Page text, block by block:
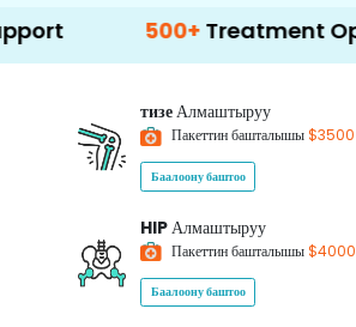
500+ Treatment Options
тизеАлмаштыруу
Пакеттин башталышы$3500
Баалоону баштоо
HIPАлмаштыруу
Пакеттин башталышы$4000
Баалоону баштоо